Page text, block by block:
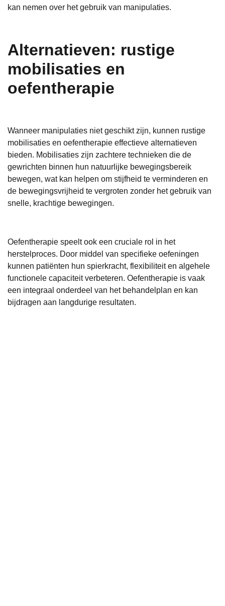
kan nemen over het gebruik van manipulaties.
Alternatieven: rustige
mobilisaties en
oefentherapie
Wanneer manipulaties niet geschikt zijn, kunnen rustige
mobilisaties en oefentherapie effectieve alternatieven
bieden. Mobilisaties zijn zachtere technieken die de
gewrichten binnen hun natuurlijke bewegingsbereik
bewegen, wat kan helpen om stijfheid te verminderen en
de bewegingsvrijheid te vergroten zonder het gebruik van
snelle, krachtige bewegingen.
Oefentherapie speelt ook een cruciale rol in het
herstelproces. Door middel van specifieke oefeningen
kunnen patiënten hun spierkracht, flexibiliteit en algehele
functionele capaciteit verbeteren. Oefentherapie is vaak
een integraal onderdeel van het behandelplan en kan
bijdragen aan langdurige resultaten.